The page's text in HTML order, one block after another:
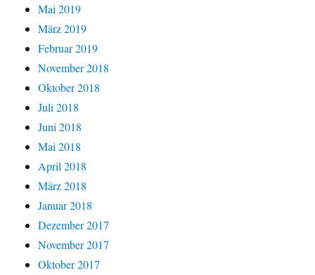
Mai 2019
März 2019
Februar 2019
November 2018
Oktober 2018
Juli 2018
Juni 2018
Mai 2018
April 2018
März 2018
Januar 2018
Dezember 2017
November 2017
Oktober 2017